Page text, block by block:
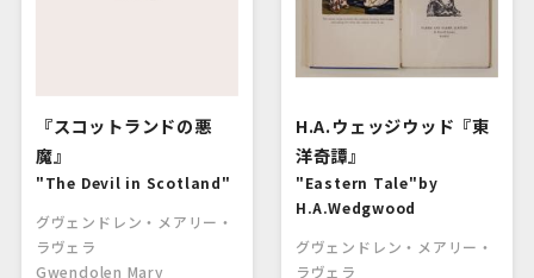
『スコットランドの悪
魔』
"The Devil in Scotland"
グヴェンドレン・メアリー・
ラヴェラ
Gwendolen Mary
H.A.ウェッジウッド『東
洋奇譚』
"Eastern Tale"by
H.A.Wedgwood
グヴェンドレン・メアリー・
ラヴェラ